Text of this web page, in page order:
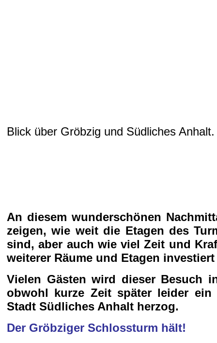
Blick über Gröbzig und Südliches Anhalt.
An diesem wunderschönen
zeigen, wie weit die Etagen des
sind, aber auch wie viel Zeit und
weiterer Räume und Etagen
Vielen Gästen wird dieser Besuch
obwohl kurze Zeit später leider
Stadt Südliches Anhalt herzog.
Der Gröbziger Schlossturm hält!